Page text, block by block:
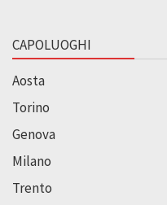
CAPOLUOGHI
Aosta
Torino
Genova
Milano
Trento